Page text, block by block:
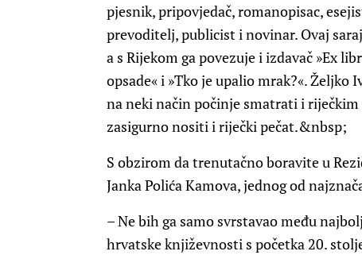
pjesnik, pripovjedač, romanopisac,
prevoditelj, publicist i novinar. Ovaj
a s Rijekom ga povezuje i izdavač »Ex
opsade« i »Tko je upalio mrak?«. Željko
na neki način počinje smatrati i riječkim
zasigurno nositi i riječki pečat.&nbsp;
S obzirom da trenutačno boravite u
Janka Polića Kamova, jednog od
– Ne bih ga samo svrstavao među
hrvatske književnosti s početka 20.